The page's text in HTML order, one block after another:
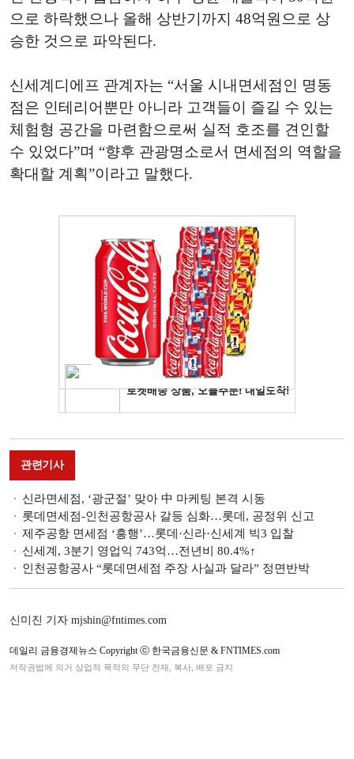
으로 하락했으나 올해 상반기까지 48억원으로 상
승한 것으로 파악된다.
신세계디에프 관계자는 “서울 시내면세점인 명동
점은 인테리어뿐만 아니라 고객들이 즐길 수 있는
체험형 공간을 마련함으로써 실적 호조를 견인할
수 있었다”며 “향후 관광명소로서 면세점의 역할을
확대할 계획”이라고 말했다.
관련기사
신라면세점, ‘광군절’ 맞아 中 마케팅 본격 시동
롯데면세점-인천공항공사 갈등 심화…롯데, 공정위 신고
제주공항 면세점 ‘흥행’…롯데·신라·신세계 빅3 입찰
신세계, 3분기 영업익 743억…전년비 80.4%↑
인천공항공사 “롯데면세점 주장 사실과 달라” 정면반박
신미진 기자 mjshin@fntimes.com
데일리 금융경제뉴스 Copyright ⓒ 한국금융신문 & FNTIMES.com
저작권법에 의거 상업적 목적의 무단 전재, 복사, 배포 금지